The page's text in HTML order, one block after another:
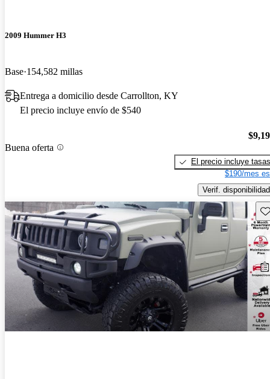
2009 Hummer H3
Base 154,582 millas
Entrega a domicilio desde Carrollton, KY
El precio incluye envío de $540
Buena oferta
El precio incluye tasas
$190/mes
Verif. disponibilidad